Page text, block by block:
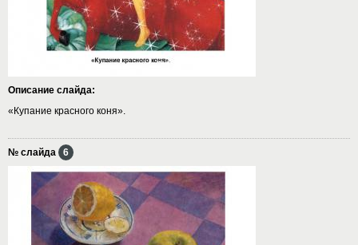
Описание слайда:
«Купание красного коня».
№ слайда 6